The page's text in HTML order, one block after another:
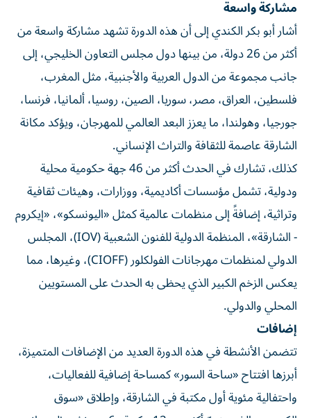
مشاركة واسعة
أشار أبو بكر الكندي إلى أن هذه الدورة تشهد مشاركة واسعة من
أكثر من 26 دولة، من بينها دول مجلس التعاون الخليجي، إلى
جانب مجموعة من الدول العربية والأجنبية، مثل المغرب،
فلسطين، العراق، مصر، سوريا، الصين، روسيا، ألمانيا، فرنسا،
جورجيا، وهولندا، ما يعزز البعد العالمي للمهرجان، ويؤكد مكانة
الشارقة عاصمة للثقافة والتراث الإنساني.
كذلك، تشارك في الحدث أكثر من 46 جهة حكومية محلية
ودولية، تشمل مؤسسات أكاديمية، ووزارات، وهيئات ثقافية
وتراثية، إضافةً إلى منظمات عالمية كمثل «اليونسكو»، «إيكروم
- الشارقة»، المنظمة الدولية للفنون الشعبية (IOV)، المجلس
الدولي لمنظمات مهرجانات الفولكلور (CIOFF)، وغيرها، مما
يعكس الزخم الكبير الذي يحظى به الحدث على المستويين
المحلي والدولي.
إضافات
تتضمن الأنشطة في هذه الدورة العديد من الإضافات المتميزة،
أبرزها افتتاح «ساحة السور» كمساحة إضافية للفعاليات،
واحتفالية مئوية أول مكتبة في الشارقة، وإطلاق «سوق